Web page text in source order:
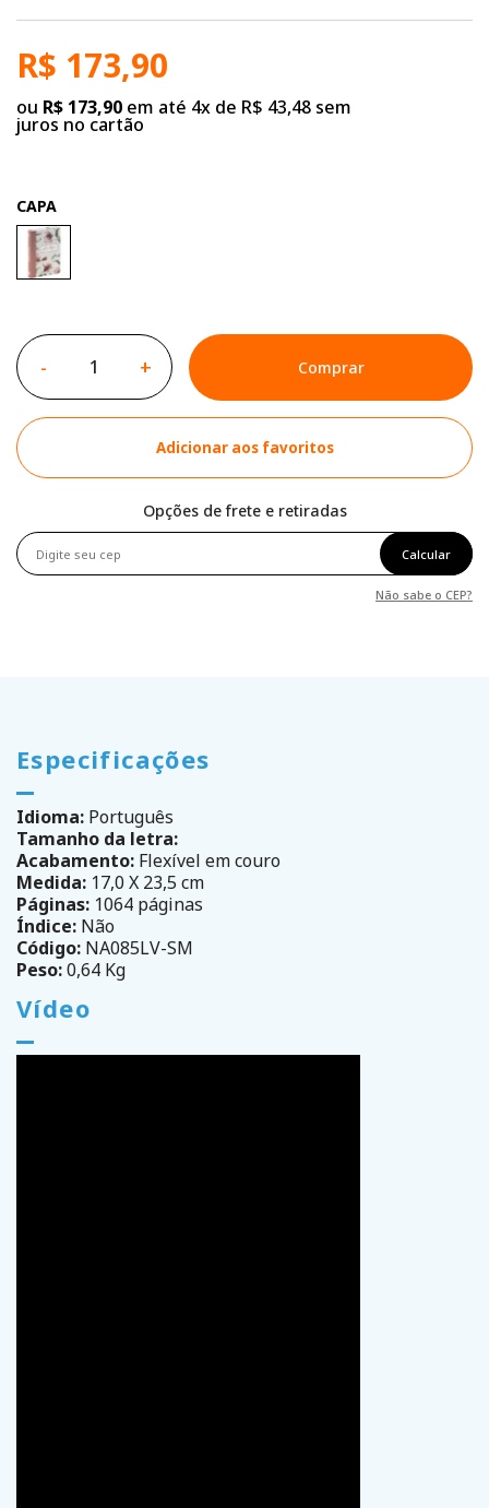
R$ 173,90
ou R$ 173,90 em até 4x de R$ 43,48 sem
juros no cartão
CAPA
- + Comprar
Adicionar aos favoritos
Opções de frete e retiradas
Calcular
Não sabe o CEP?
Especificações
Idioma: Português
Tamanho da letra:
Acabamento: Flexível em couro
Medida: 17,0 X 23,5 cm
Páginas: 1064 páginas
Índice: Não
Código: NA085LV-SM
Peso:0,64 Kg
Vídeo